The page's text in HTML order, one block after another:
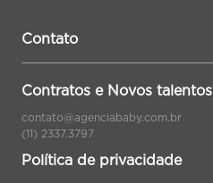
Contato
Contratos e Novos talentos
contato@agenciababy.com.br
(11) 2337.3797
Política de privacidade